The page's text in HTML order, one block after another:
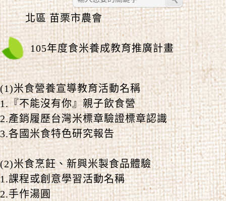
北區 苗栗市農會
105年度食米養成教育推廣計畫
(1)米食營養宣導教育活動名稱
1.『不能沒有你』親子飲食營
2.產銷履歷台灣米標章驗證標章認識
3.各國米食特色研究報告
(2)米食烹飪、新興米製食品體驗
1.課程或創意學習活動名稱
2.手作湯圓